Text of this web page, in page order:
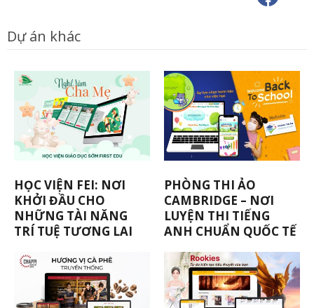
Dự án khác
HỌC VIỆN FEI: NƠI
KHỞI ĐẦU CHO
NHỮNG TÀI NĂNG
TRÍ TUỆ TƯƠNG LAI
PHÒNG THI ẢO
CAMBRIDGE – NƠI
LUYỆN THI TIẾNG
ANH CHUẨN QUỐC TẾ